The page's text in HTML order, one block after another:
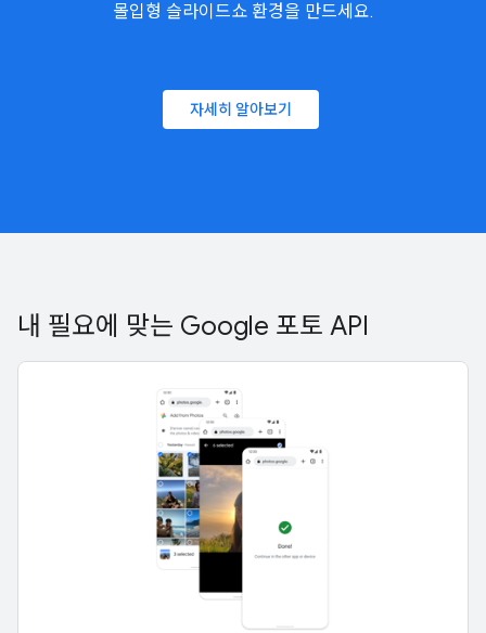
몰입형 슬라이드쇼 환경을 만드세요.
자세히 알아보기
내 필요에 맞는 Google 포토 API